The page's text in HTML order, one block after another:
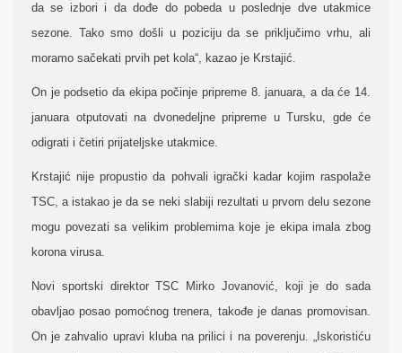
da se izbori i da dođe do pobeda u poslednje dve utakmice
sezone. Tako smo došli u poziciju da se priključimo vrhu, ali
moramo sačekati prvih pet kola“, kazao je Krstajić.
On je podsetio da ekipa počinje pripreme 8. januara, a da će 14.
januara otputovati na dvonedeljne pripreme u Tursku, gde će
odigrati i četiri prijateljske utakmice.
Krstajić nije propustio da pohvali igrački kadar kojim raspolaže
TSC, a istakao je da se neki slabiji rezultati u prvom delu sezone
mogu povezati sa velikim problemima koje je ekipa imala zbog
korona virusa.
Novi sportski direktor TSC Mirko Jovanović, koji je do sada
obavljao posao pomoćnog trenera, takođe je danas promovisan.
On je zahvalio upravi kluba na prilici i na poverenju. „Iskoristiću